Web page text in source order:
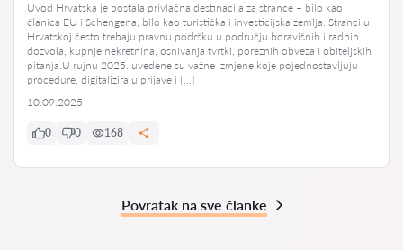
Uvod Hrvatska je postala privlačna destinacija za strance – bilo kao
članica EU i Schengena, bilo kao turistička i investicijska zemlja. Stranci u
Hrvatskoj često trebaju pravnu podršku u području boravišnih i radnih
dozvola, kupnje nekretnina, osnivanja tvrtki, poreznih obveza i obiteljskih
pitanja.U rujnu 2025. uvedene su važne izmjene koje pojednostavljuju
procedure, digitaliziraju prijave i […]
10.09.2025
0 0 168
Povratak na sve članke